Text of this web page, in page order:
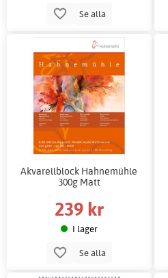
Se alla
Akvarellblock Hahnemühle
300g Matt
239 kr
I lager
Se alla